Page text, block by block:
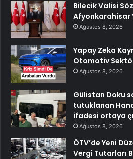
Bilecik Valisi
Afyonkarahisar
Ağustos 8, 2026
Yapay Zeka
Otomotiv
Ağustos 8, 2026
Gülistan Doku
tutuklanan
ifadesi ortaya
Ağustos 8, 2026
ÖTV’de Yeni
Vergi Tutarları